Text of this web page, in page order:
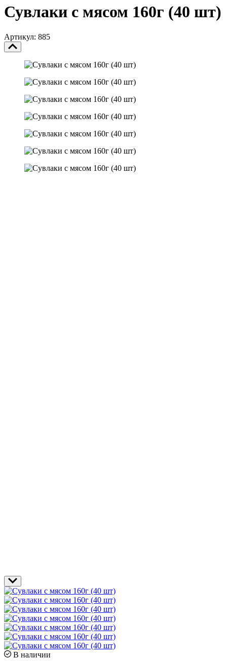
Сувлаки с мясом 160г (40 шт)
Артикул: 885
В наличии